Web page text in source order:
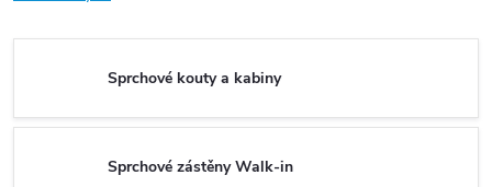
Sprchové kouty a kabiny
Sprchové zástěny Walk-in